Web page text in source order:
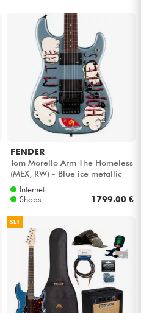
FENDER
Tom Morello Arm The Homeless
(MEX, RW) - Blue ice metallic
Internet
Shops
1799.00 €
SET